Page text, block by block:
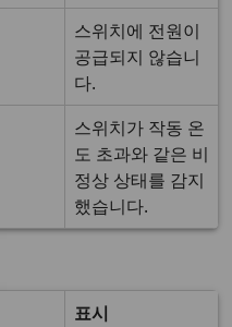
스위치에 전원이
공급되지 않습니
다.
스위치가 작동 온
도 초과와 같은 비
정상 상태를 감지
했습니다.
표시